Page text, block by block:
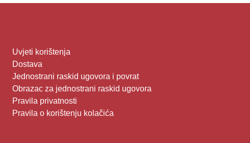
Uvjeti korištenja
Dostava
Jednostrani raskid ugovora i povrat
Obrazac za jednostrani raskid ugovora
Pravila privatnosti
Pravila o korištenju kolačića